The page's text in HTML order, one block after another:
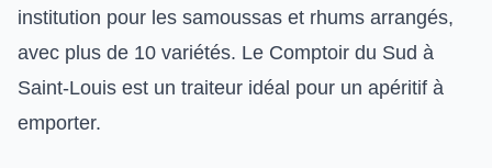
institution pour les samoussas et rhums arrangés,
avec plus de 10 variétés. Le Comptoir du Sud à
Saint-Louis est un traiteur idéal pour un apéritif à
emporter.